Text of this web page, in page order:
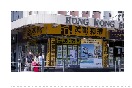
時
事